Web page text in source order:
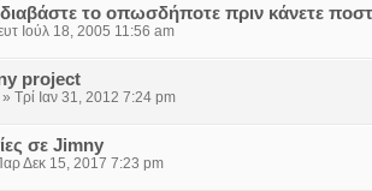
το οπωσδήποτε πριν κάνετε
Ιούλ 18, 2005 11:56 am
project
» Τρί Ιαν 31, 2012 7:24 pm
σε Jimny
Δεκ 15, 2017 7:23 pm